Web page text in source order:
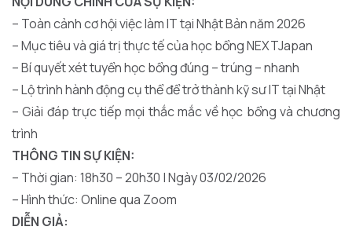
– Toàn cảnh cơ hội việc làm IT tại Nhật Bản năm 2026
– Mục tiêu và giá trị thực tế của học bổng NEXTJapan
– Bí quyết xét tuyển học bổng đúng – trúng – nhanh
– Lộ trình hành động cụ thể để trở thành kỹ sư IT tại Nhật
– Giải đáp trực tiếp mọi thắc mắc về học bổng và chương
trình
THÔNG TIN SỰ KIỆN:
– Thời gian: 18h30 – 20h30 | Ngày 03/02/2026
– Hình thức: Online qua Zoom
DIỄN GIẢ: